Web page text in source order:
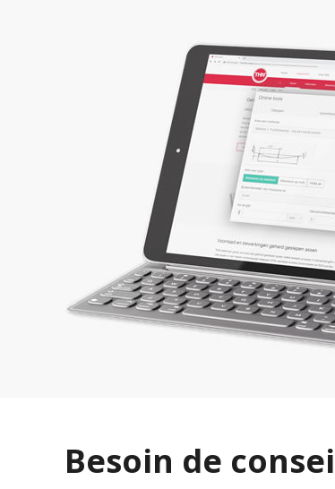
Besoin de